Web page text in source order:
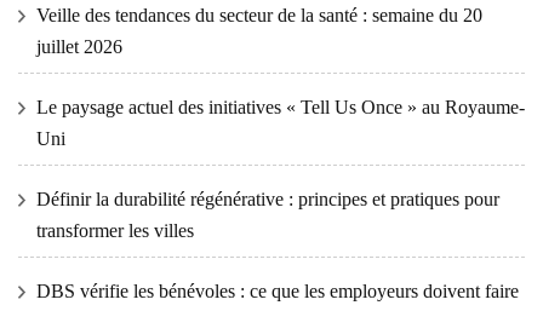
Veille des tendances du secteur de la santé : semaine du 20
juillet 2026
Le paysage actuel des initiatives « Tell Us Once » au Royaume-
Uni
Définir la durabilité régénérative : principes et pratiques pour
transformer les villes
DBS vérifie les bénévoles : ce que les employeurs doivent faire